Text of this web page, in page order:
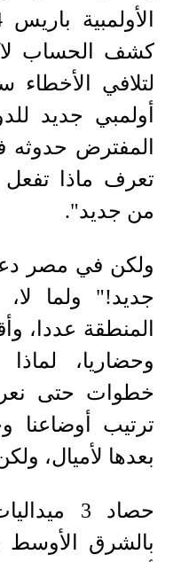
كشف الحساب
لتلافي الأخطاء
أولمبي جديد
المفترض حدوثه
تعرف ماذا تفعل
من جديد".
ولكن في مصر
جديد!" ولما
المنطقة عددا،
وحضاريا،
خطوات حتى
ترتيب أوضاعنا
بعدها لأميال،
حصاد 3